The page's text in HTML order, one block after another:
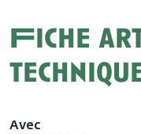
Fiche
Avec